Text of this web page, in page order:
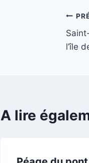
de
l’île
A lire